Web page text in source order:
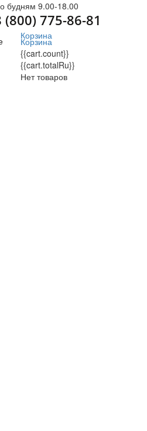
будням 9.00-18.00
(800) 775-86-81
Корзина
Корзина
{{cart.count}}
{{cart.totalRu}}
Нет товаров